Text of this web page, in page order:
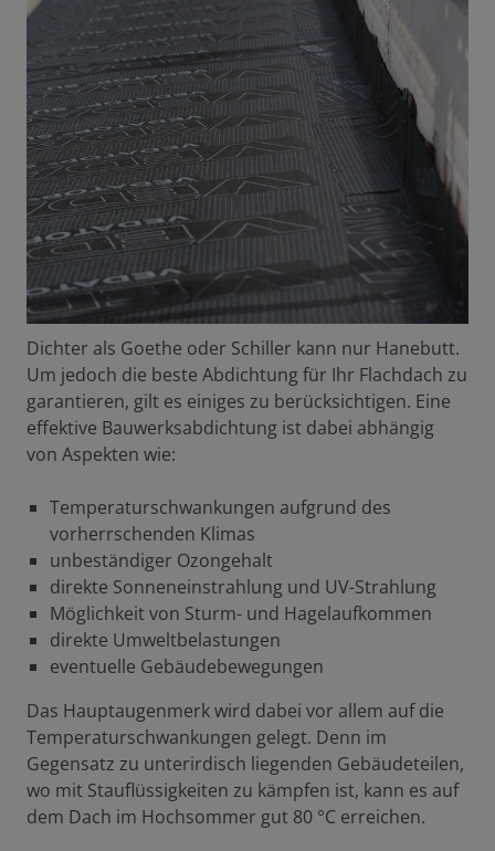
Dichter als Goethe oder Schiller kann nur Hanebutt.
Um jedoch die beste Abdichtung für Ihr Flachdach zu
garantieren, gilt es einiges zu berücksichtigen. Eine
effektive Bauwerksabdichtung ist dabei abhängig
von Aspekten wie:
Temperaturschwankungen aufgrund des
vorherrschenden Klimas
unbeständiger Ozongehalt
direkte Sonneneinstrahlung und UV-Strahlung
Möglichkeit von Sturm- und Hagelaufkommen
direkte Umweltbelastungen
eventuelle Gebäudebewegungen
Das Hauptaugenmerk wird dabei vor allem auf die
Temperaturschwankungen gelegt. Denn im
Gegensatz zu unterirdisch liegenden Gebäudeteilen,
wo mit Stauflüssigkeiten zu kämpfen ist, kann es auf
dem Dach im Hochsommer gut 80 °C erreichen.